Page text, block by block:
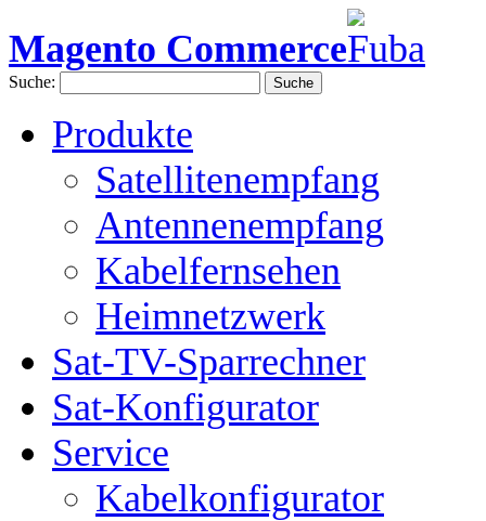
Magento Commerce
Suche: Suche
Produkte
Satellitenempfang
Antennenempfang
Kabelfernsehen
Heimnetzwerk
Sat-TV-Sparrechner
Sat-Konfigurator
Service
Kabelkonfigurator